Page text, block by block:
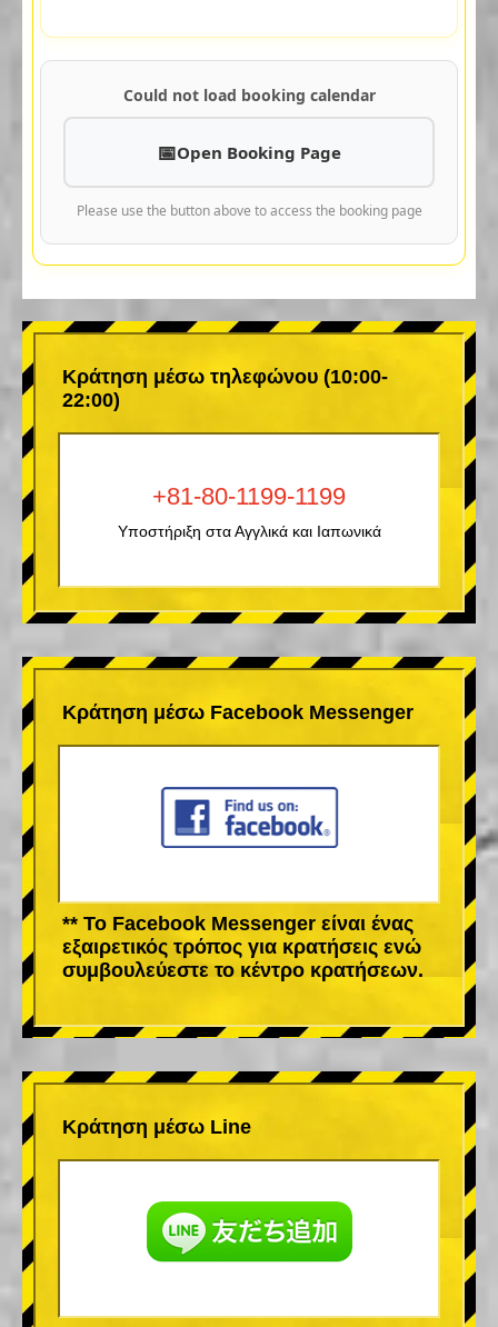
Could not load booking calendar
Open Booking Page
Please use the button above to access the booking page
Κράτηση μέσω τηλεφώνου (10:00-
22:00)
+81-80-1199-1199
Υποστήριξη στα Αγγλικά και Ιαπωνικά
Κράτηση μέσω Facebook Messenger
** Το Facebook Messenger είναι ένας
εξαιρετικός τρόπος για κρατήσεις ενώ
συμβουλεύεστε το κέντρο κρατήσεων.
Κράτηση μέσω Line